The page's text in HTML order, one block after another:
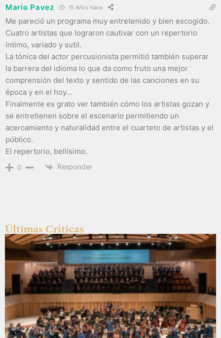
Mario Pavez 15 Años Hace
Me pareció un programa muy entretenido y bien escogido.
Cuatro artistas que lograron cautivar con un repertorio
íntimo, variado y sutil.
La tónica del actor percusionista permitió también superar
la barrera del idioma lo que da como fruto una mejor
comprensión del texto y sentido de las canciones en su
época y en el hoy…
Finalmente es grato ver también cómo los artistas gozan y
se entretienen sobre el escenario permitiendo un
acercamiento y naturalidad entre el cuarteto de artistas y el
público.
El repertorio, bellísimo.
0 Responder
Últimas Críticas